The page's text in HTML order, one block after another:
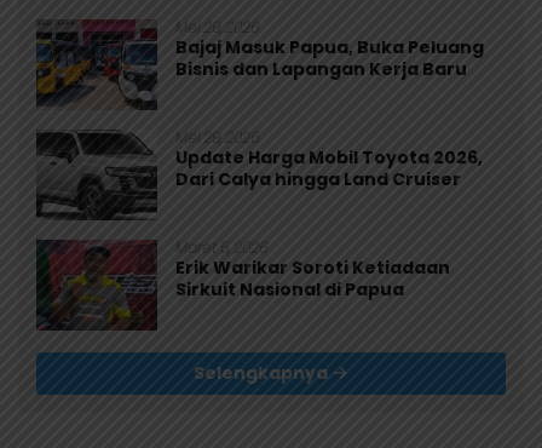
Mei 29, 2026
Bajaj Masuk Papua, Buka Peluang
Bisnis dan Lapangan Kerja Baru
Mei 29, 2026
Update Harga Mobil Toyota 2026,
Dari Calya hingga Land Cruiser
Maret 5, 2026
Erik Warikar Soroti Ketiadaan
Sirkuit Nasional di Papua
Selengkapnya